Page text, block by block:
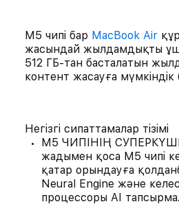
M5 чипі бар MacBook Air
жасындай жылдамдықты
512 ГБ-тан басталатын
контент жасауға мүмкіндік
Негізгі сипаттамалар тізімі
M5 ЧИПІНІҢ
жадымен қоса M5 чипі
қатар орындауға
Neural Engine және
процессоры AI